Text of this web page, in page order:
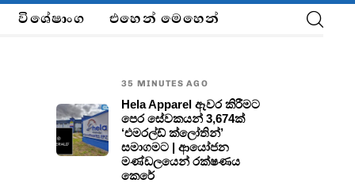
විශේෂාංග එහෙන් මෙහෙන්
35 MINUTES AGO
Hela Apparel ඈවර කිරීමට
පෙර සේවකයන් 3,674ක්
‘එමරල්ඩ් ක්ලෝතින්’
සමාගමට | ආයෝජන
මණ්ඩලයෙන් රක්ෂණය
කෙරේ